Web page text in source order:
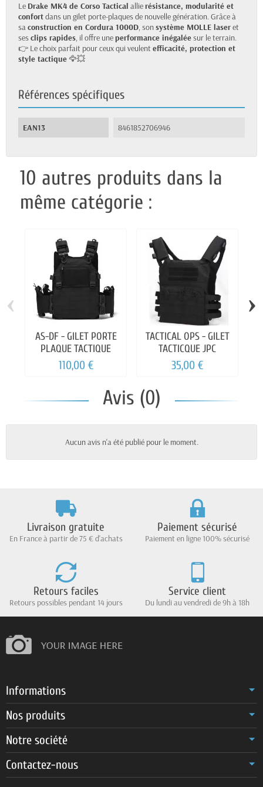
Le Drake MK4 de Corso Tactical allierésistance, modularité et
confortdans un gilet porte-plaques de nouvelle génération. Grâce à
saconstruction en Cordura 1000D, sonsystème MOLLE laseret
sesclips rapides, il offre uneperformance inégaléesur le terrain.
👉 Le choix parfait pour ceux qui veulent efficacité, protection et
style tactique 🦅💥
Références spécifiques
EAN13 8461852706946
10 autres produits dans la
même catégorie :
AS-DF - GILET PORTE
PLAQUE TACTIQUE
110,00 €
TACTICAL OPS - GILET
TACTICQUE JPC
35,00 €
‹ ›
Avis (0)
Aucun avis n'a été publié pour le moment.
Livraison gratuite
En France à partir de 75 € d'achats
Paiement sécurisé
Paiement en ligne 100% sécurisé
Retours faciles
Retours possibles pendant 14 jours
Service client
Du lundi au vendredi de 9h à 18h
Informations
Nos produits
Notre société
Contactez-nous